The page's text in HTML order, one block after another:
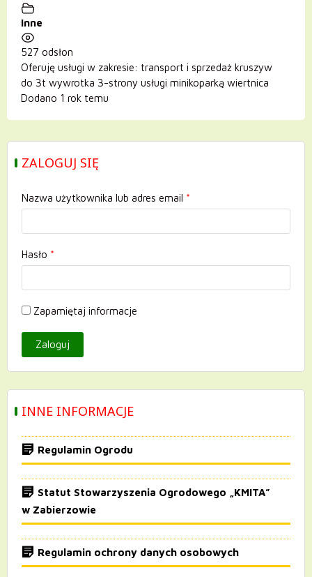
Inne
527 odsłon
Oferuję usługi w zakresie: transport i sprzedaż kruszyw
do 3t wywrotka 3-strony usługi minikoparką wiertnica
Dodano 1 rok temu
ZALOGUJ SIĘ
Nazwa użytkownika lub adres email *
Hasło *
Zapamiętaj informacje
INNE INFORMACJE
Regulamin Ogrodu
Statut Stowarzyszenia Ogrodowego „KMITA”
w Zabierzowie
Regulamin ochrony danych osobowych